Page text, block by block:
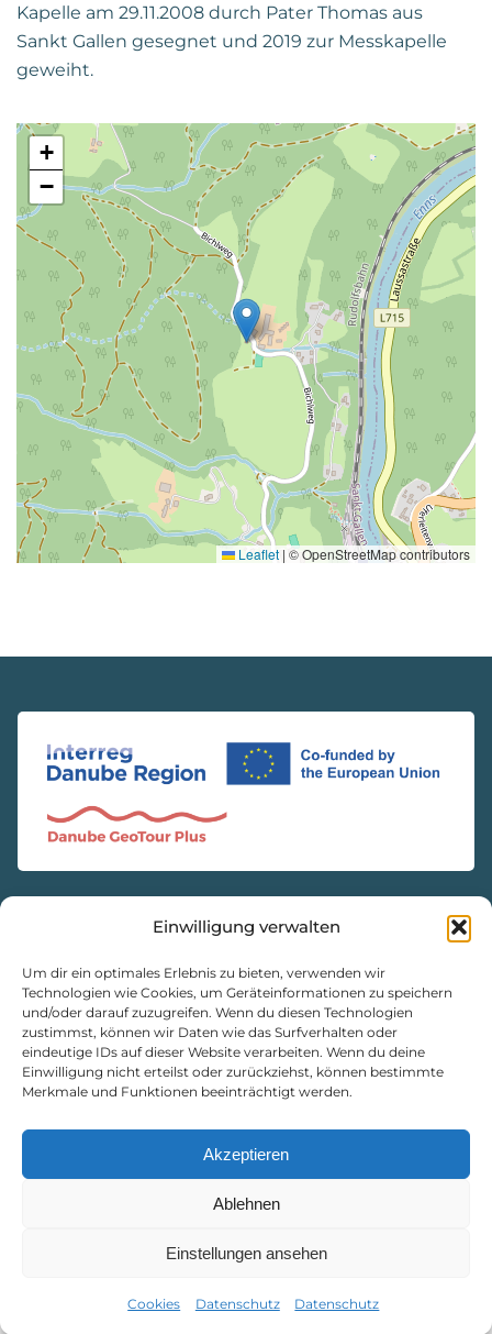
Einwilligung verwalten
Um dir ein optimales Erlebnis zu bieten, verwenden wir
Technologien wie Cookies, um Geräteinformationen zu speichern
und/oder darauf zuzugreifen. Wenn du diesen Technologien
zustimmst, können wir Daten wie das Surfverhalten oder
eindeutige IDs auf dieser Website verarbeiten. Wenn du deine
Einwilligung nicht erteilst oder zurückziehst, können bestimmte
Merkmale und Funktionen beeinträchtigt werden.
Akzeptieren
Ablehnen
Einstellungen ansehen
Cookies Datenschutz Datenschutz
Kapelle am 29.11.2008 durch Pater Thomas aus
Sankt Gallen gesegnet und 2019 zur Messkapelle
geweiht.
+
−
Leaflet | © OpenStreetMap contributors
Natur- und Geopark Steirische Eisenwurzen GmbH
8933 St. Gallen, Markt 35
+43 3632 7714
naturpark@eisenwurzen.com
www.eisenwurzen.com
Datenschutz|Cookie-Richtlinie